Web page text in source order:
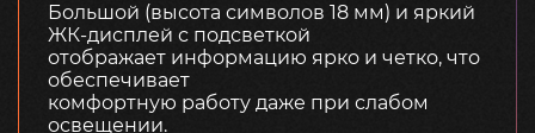
Большой (высота символов 18 мм) и яркий
ЖК-дисплей с подсветкой
отображает информацию ярко и четко, что
обеспечивает
комфортную работу даже при слабом
освещении.